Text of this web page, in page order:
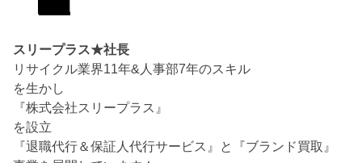
スリープラス★社長
リサイクル業界11年&人事部7年のスキル
を生かし
『株式会社スリープラス』
を設立
『退職代行＆保証人代行サービス』と『ブランド買取』